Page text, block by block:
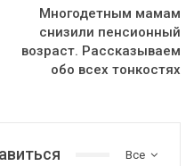
Многодетным мамам
снизили пенсионный
возраст. Рассказываем
обо всех тонкостях
Все